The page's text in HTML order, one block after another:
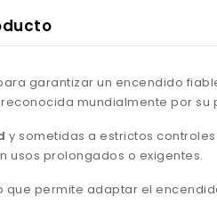
garantizar un encendido
mundialmente por su
y sometidas a estrictos
usos prolongados o exigentes.
que permite adaptar el